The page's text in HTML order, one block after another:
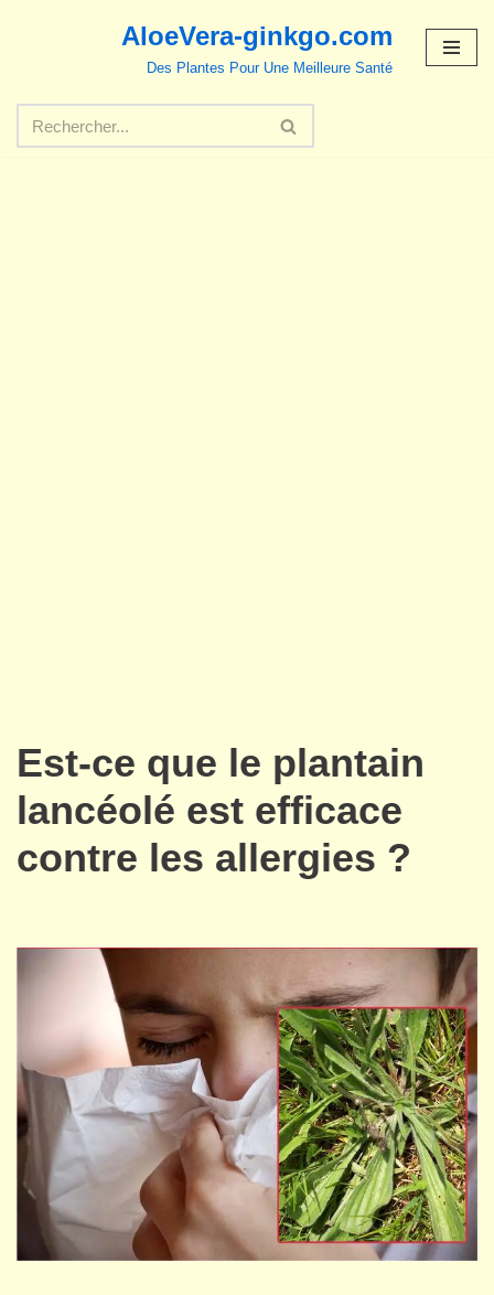
contenu
AloeVera-ginkgo.com
Des Plantes Pour Une Meilleure Santé
Est-ce que le plantain
lancéolé est efficace
contre les allergies ?